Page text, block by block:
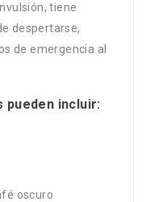
tiene
despertarse,
de emergencia al
pueden incluir:
oscuro